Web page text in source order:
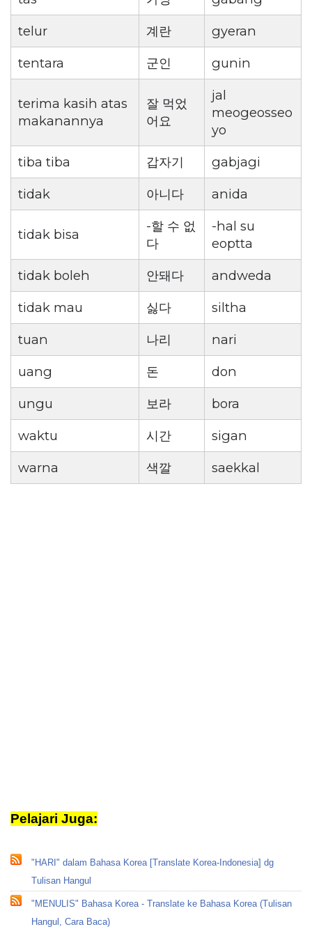
telur
계란
gyeran
tentara
군인 gunin
terima kasih atas
makanannya
잘 먹었
어요
jal
meogeosseo
yo
tiba tiba
갑자기
gabjagi
tidak
아니다 anida
tidak bisa
-할 수 없
다
-hal su
eoptta
tidak boleh
안돼다
andweda
tidak mau
싫다
siltha
tuan
나리
nari
uang
돈
don
ungu
보라
bora
waktu
시간
sigan
warna
색깔 saekkal
Pelajari Juga:
"HARI" dalam Bahasa Korea [Translate Korea-Indonesia] dg
Tulisan Hangul
"MENULIS" Bahasa Korea - Translate ke Bahasa Korea (Tulisan
Hangul, Cara Baca)